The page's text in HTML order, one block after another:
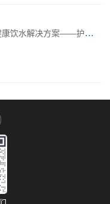
通用净水为精锐教育集团提供健康饮水解决方案——护航师生饮水安全